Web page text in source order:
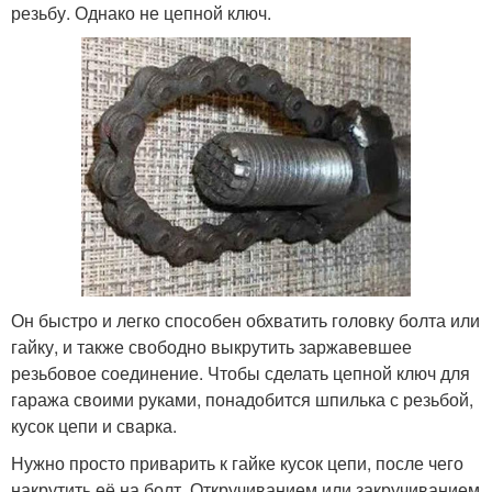
резьбу. Однако не цепной ключ.
Он быстро и легко способен обхватить головку болта или
гайку, и также свободно выкрутить заржавевшее
резьбовое соединение. Чтобы сделать цепной ключ для
гаража своими руками, понадобится шпилька с резьбой,
кусок цепи и сварка.
Нужно просто приварить к гайке кусок цепи, после чего